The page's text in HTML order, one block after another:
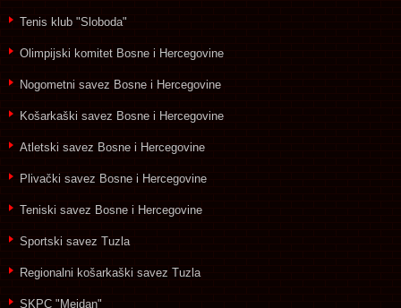
Tenis klub "Sloboda"
Olimpijski komitet Bosne i Hercegovine
Nogometni savez Bosne i Hercegovine
Košarkaški savez Bosne i Hercegovine
Atletski savez Bosne i Hercegovine
Plivački savez Bosne i Hercegovine
Teniski savez Bosne i Hercegovine
Sportski savez Tuzla
Regionalni košarkaški savez Tuzla
SKPC "Mejdan"